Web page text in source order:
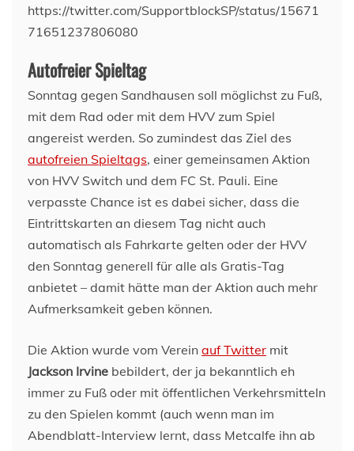
https://twitter.com/SupportblockSP/status/15671
71651237806080
Autofreier Spieltag
Sonntag gegen Sandhausen soll möglichst zu Fuß,
mit dem Rad oder mit dem HVV zum Spiel
angereist werden. So zumindest das Ziel des
autofreien Spieltags, einer gemeinsamen Aktion
von HVV Switch und dem FC St. Pauli. Eine
verpasste Chance ist es dabei sicher, dass die
Eintrittskarten an diesem Tag nicht auch
automatisch als Fahrkarte gelten oder der HVV
den Sonntag generell für alle als Gratis-Tag
anbietet – damit hätte man der Aktion auch mehr
Aufmerksamkeit geben können.
Die Aktion wurde vom Verein auf Twitter mit
Jackson Irvine bebildert, der ja bekanntlich eh
immer zu Fuß oder mit öffentlichen Verkehrsmitteln
zu den Spielen kommt (auch wenn man im
Abendblatt-Interview lernt, dass Metcalfe ihn ab